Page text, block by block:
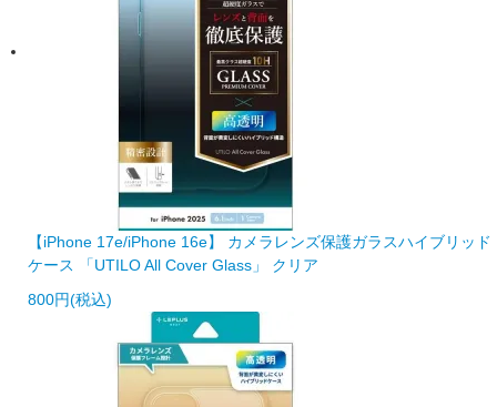
【iPhone 17e/iPhone 16e】 カメラレンズ保護ガラスハイブリッド
ケース 「UTILO All Cover Glass」 クリア
800円(税込)